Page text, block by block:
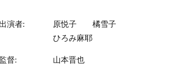
出演者: 原悦子
橘雪子
ひろみ麻耶
監督: 山本晋也